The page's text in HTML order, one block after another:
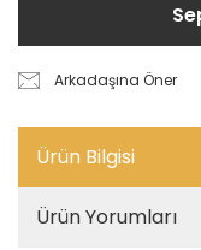
Arkadaşına Öner
Ürün Bilgisi
Ürün Yorumları